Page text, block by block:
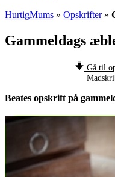
HurtigMums » Opskrifter»
Gammeldags
Gå til
Beates opskrift på